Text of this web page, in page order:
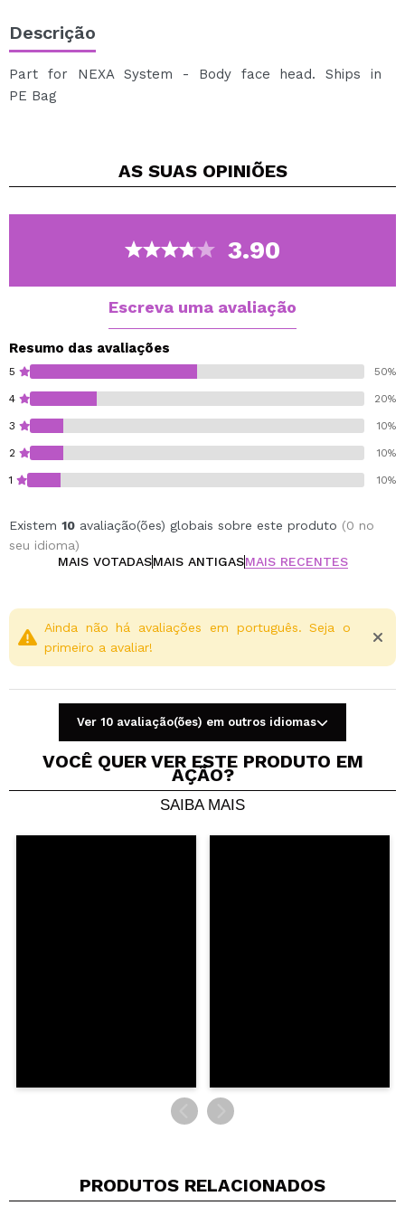
Descrição
Part for NEXA System - Body face head. Ships in
PE Bag
AS SUAS OPINIÕES
3.90
Escreva uma avaliação
Resumo das avaliações
5 50%
4 20%
3 10%
2 10%
1 10%
Existem 10 avaliação(ões) globais sobre este produto (0 no
seu idioma)
MAIS VOTADASMAIS ANTIGASMAIS RECENTES
Compartilhar um vídeo ou uma foto
Seu vídeo pode ser o primeiro. Imagine isso...
Ainda não há avaliações em português. Seja o
primeiro a avaliar!
Ver 10 avaliação(ões) em outros idiomas
VOCÊ QUER VER ESTE PRODUTO EM
AÇÃO?
SAIBA MAIS
PRODUTOS RELACIONADOS